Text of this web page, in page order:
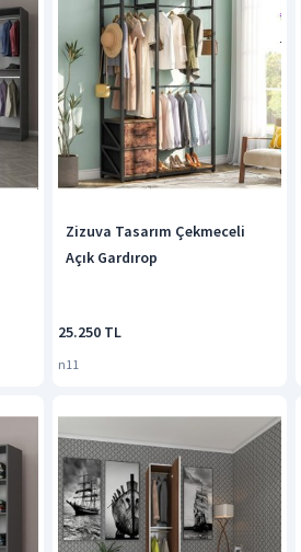
Zizuva Tasarım Çekmeceli
Açık Gardırop
25.250 TL
n11